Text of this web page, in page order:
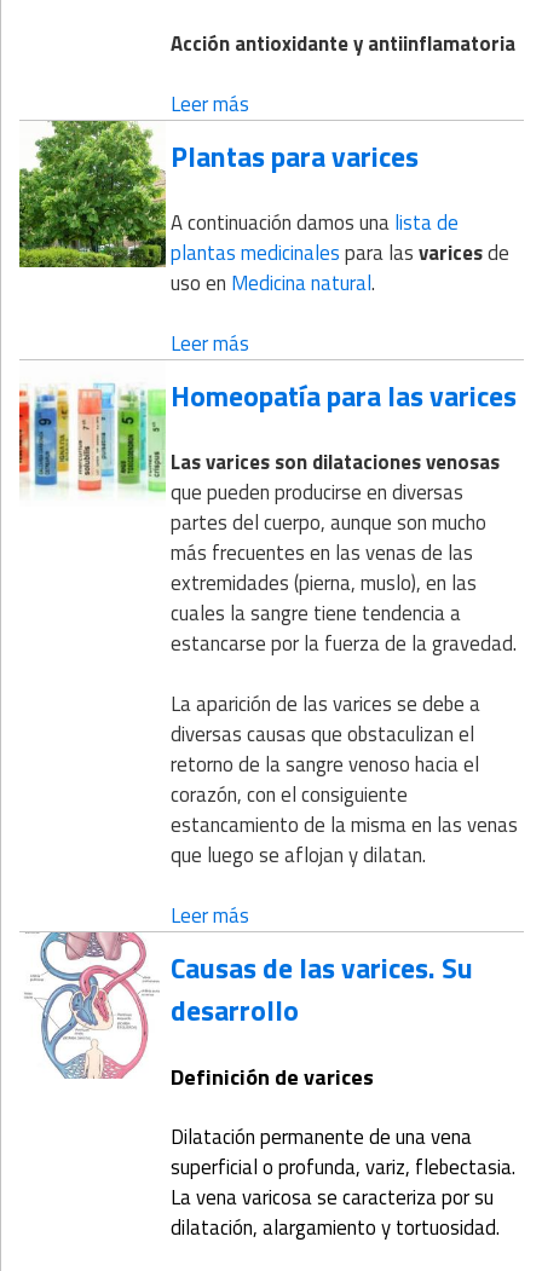
Acción antioxidante y antiinflamatoria
Leer más
Plantas para varices
A continuación damos unalista de
plantas medicinalespara lasvaricesde
uso en Medicina natural.
Leer más
Homeopatía para las varices
Las varices son dilataciones venosas
que pueden producirse en diversas
partes del cuerpo, aunque son mucho
más frecuentes en las venas de las
extremidades (pierna, muslo), en las
cuales la sangre tiene tendencia a
estancarse por la fuerza de la gravedad.
La aparición de las varices se debe a
diversas causas que obstaculizan el
retorno de la sangre venoso hacia el
corazón, con el consiguiente
estancamiento de la misma en las venas
que luego se aflojan y dilatan.
Leer más
Causas de las varices. Su
desarrollo
Definición de varices
Dilatación permanente de una vena
superficial o profunda, variz, flebectasia.
La vena varicosa se caracteriza por su
dilatación, alargamiento y tortuosidad.